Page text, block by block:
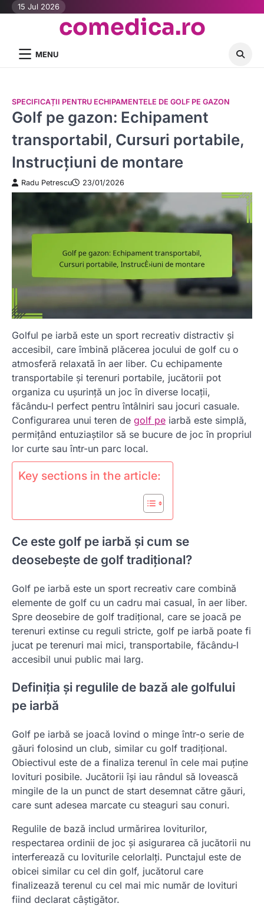
Skip15 Jul 2026
comedica.ro
MENU
SPECIFICAȚII PENTRU ECHIPAMENTELE DE GOLF PE GAZON
Golf pe gazon: Echipament
transportabil, Cursuri portabile,
Instrucțiuni de montare
Radu Petrescu 23/01/2026
Golful pe iarbă este un sport recreativ distractiv și
accesibil, care îmbină plăcerea jocului de golf cu o
atmosferă relaxată în aer liber. Cu echipamente
transportabile și terenuri portabile, jucătorii pot
organiza cu ușurință un joc în diverse locații,
făcându-l perfect pentru întâlniri sau jocuri casuale.
Configurarea unui teren de golf pe iarbă este simplă,
permițând entuziaștilor să se bucure de joc în propriul
lor curte sau într-un parc local.
Key sections in the article:
Ce este golf pe iarbă și cum se
deosebește de golf tradițional?
Golf pe iarbă este un sport recreativ care combină
elemente de golf cu un cadru mai casual, în aer liber.
Spre deosebire de golf tradițional, care se joacă pe
terenuri extinse cu reguli stricte, golf pe iarbă poate fi
jucat pe terenuri mai mici, transportabile, făcându-l
accesibil unui public mai larg.
Definiția și regulile de bază ale golfului
pe iarbă
Golf pe iarbă se joacă lovind o minge într-o serie de
găuri folosind un club, similar cu golf tradițional.
Obiectivul este de a finaliza terenul în cele mai puține
lovituri posibile. Jucătorii își iau rândul să lovească
mingile de la un punct de start desemnat către găuri,
care sunt adesea marcate cu steaguri sau conuri.
Regulile de bază includ urmărirea loviturilor,
respectarea ordinii de joc și asigurarea că jucătorii nu
interferează cu loviturile celorlalți. Punctajul este de
obicei similar cu cel din golf, jucătorul care
finalizează terenul cu cel mai mic număr de lovituri
fiind declarat câștigător.